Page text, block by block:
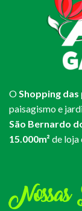
OShopping
paisagismo e
São Bernardo
15.000m² de loja
Nossas